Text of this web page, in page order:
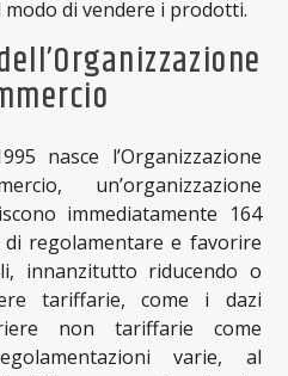
di vendere i prodotti.
nasce l’Organizzazione
un’organizzazione
immediatamente 164
regolamentare e favorire
innanzitutto riducendo o
tariffarie, come i dazi
non tariffarie come
varie, al